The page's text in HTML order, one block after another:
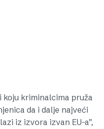
koju kriminalcima pruža
da i dalje najveći
iz izvora izvan EU-a”,